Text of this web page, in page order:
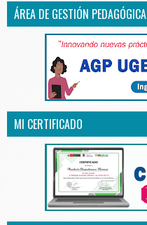
ÁREA DE GESTIÓN PEDAGÓGICA
MI CERTIFICADO